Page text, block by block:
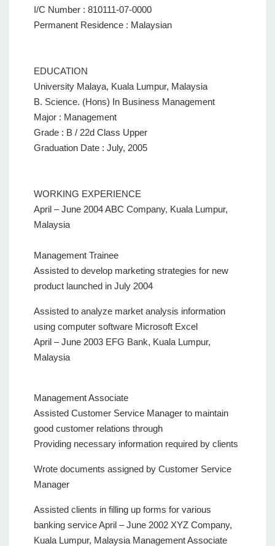
I/C Number : 810111-07-0000
Permanent Residence : Malaysian
EDUCATION
University Malaya, Kuala Lumpur, Malaysia
B. Science. (Hons) In Business Management
Major : Management
Grade : B / 22d Class Upper
Graduation Date : July, 2005
WORKING EXPERIENCE
April – June 2004 ABC Company, Kuala Lumpur,
Malaysia
Management Trainee
Assisted to develop marketing strategies for new
product launched in July 2004
Assisted to analyze market analysis information
using computer software Microsoft Excel
April – June 2003 EFG Bank, Kuala Lumpur,
Malaysia
Management Associate
Assisted Customer Service Manager to maintain
good customer relations through
Providing necessary information required by clients
Wrote documents assigned by Customer Service
Manager
Assisted clients in filling up forms for various
banking service April – June 2002 XYZ Company,
Kuala Lumpur, Malaysia Management Associate